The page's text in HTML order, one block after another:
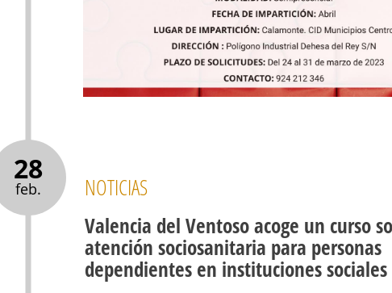
28
feb. NOTICIAS
Valencia del Ventoso acoge un curso
atención sociosanitaria para personas
dependientes en instituciones sociales